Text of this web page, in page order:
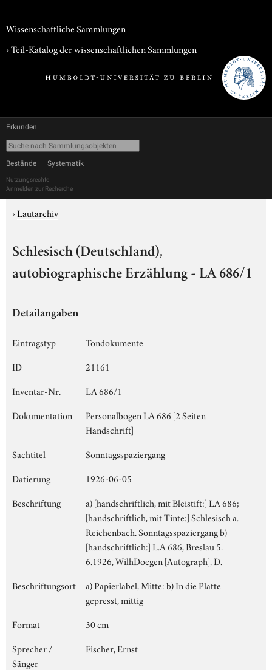
Wissenschaftliche Sammlungen
› Teil-Katalog der wissenschaftlichen Sammlungen
Erkunden
Bestände Systematik
Nutzungsrechte
Anmelden zur Recherche
›Lautarchiv
Schlesisch (Deutschland),
autobiographische Erzählung - LA 686/1
Detailangaben
Eintragstyp
Tondokumente
ID
21161
Inventar-Nr.
LA 686/1
Dokumentation
Personalbogen LA 686 [2 Seiten
Handschrift]
Sachtitel
Sonntagsspaziergang
Datierung
1926-06-05
Beschriftung
a) [handschriftlich, mit Bleistift:] LA 686;
[handschriftlich, mit Tinte:] Schlesisch a.
Reichenbach. Sonntagsspaziergang b)
[handschriftlich:] L.A 686, Breslau 5.
6.1926, WilhDoegen [Autograph], D.
Beschriftungsort
a) Papierlabel, Mitte: b) In die Platte
gepresst, mittig
Format
30 cm
Sprecher /
Sänger
Fischer, Ernst